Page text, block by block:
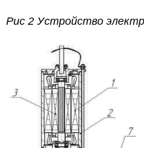
Рис 2 Устройство